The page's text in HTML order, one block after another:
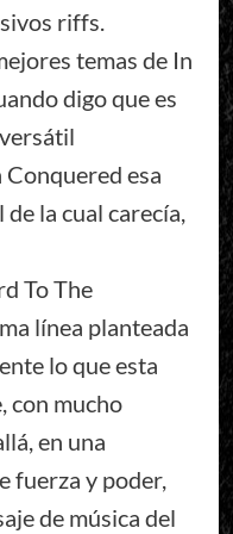
riffs.
temas de In
digo que es
esa
la cual carecía,
To The
línea planteada
lo que esta
con mucho
en una
fuerza y poder,
de música del